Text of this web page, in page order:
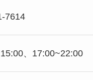
7614
、17:00~22:00